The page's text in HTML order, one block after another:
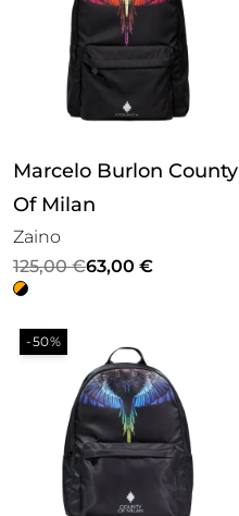
Marcelo Burlon County
Of Milan
Zaino
125,00€
Il
prezzo
originale
era:
125,00 €.
63,00 €
Il
prezzo
attuale
è:
-50%